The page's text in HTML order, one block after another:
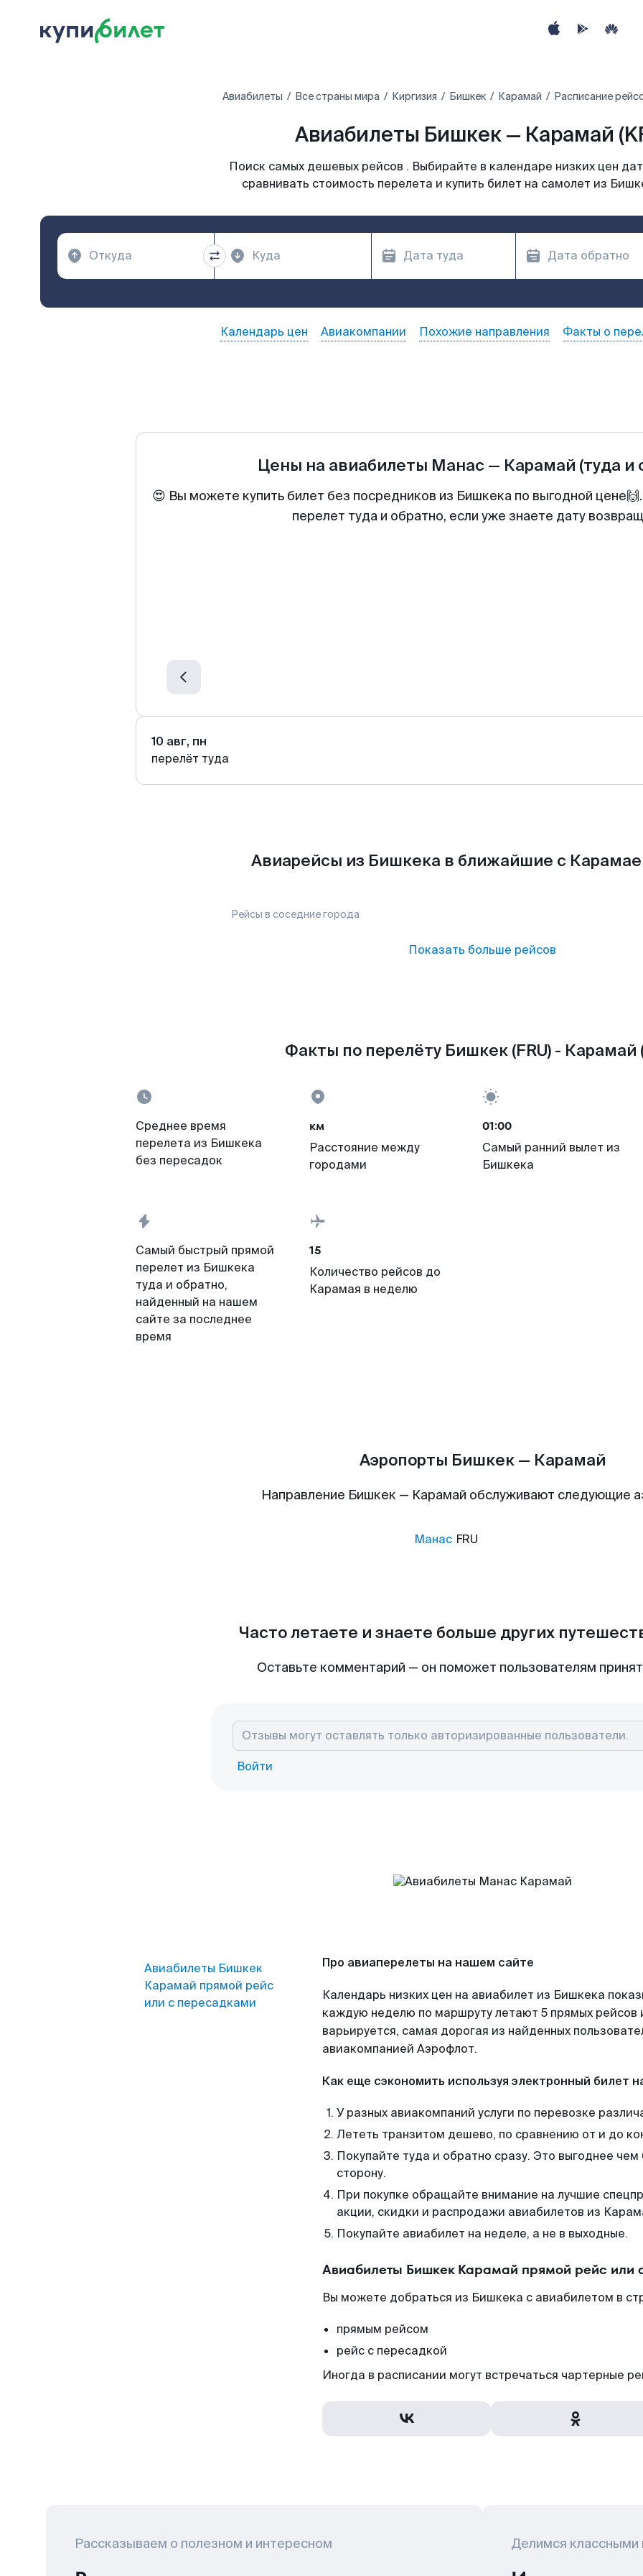
Авиабилеты Все страны мира Киргизия Бишкек Карамай Расписание
Авиабилеты Бишкек — Карамай
Поиск самых дешевых рейсов . Выбирайте в календаре низких цен
сравнивать стоимость перелета и купить билет на самолет из
Календарь цен Авиакомпании Похожие направления Факты о
Цены на авиабилеты Манас — Карамай (туда и
😍 Вы можете купить билет без посредников из Бишкека по выгодной
перелет туда и обратно, если уже знаете дату
10 авг, пн
перелёт туда
Авиарейсы из Бишкека в ближайшие с
Рейсы в соседние города
Показать больше рейсов
Факты по перелёту Бишкек (FRU) - Карамай
Среднее время
перелета из Бишкека
без пересадок
км
Расстояние между
городами
01:00
Самый ранний вылет из
Бишкека
Самый быстрый прямой
перелет из Бишкека
туда и обратно,
найденный на нашем
сайте за последнее
время
15
Количество рейсов до
Карамая в неделю
Аэропорты Бишкек — Карамай
Направление Бишкек — Карамай обслуживают следующие
Манас FRU
Часто летаете и знаете больше других
Оставьте комментарий — он поможет пользователям
Войти
Авиабилеты Бишкек
Карамай прямой рейс
или с пересадками
Про авиаперелеты на нашем сайте
Календарь низких цен на авиабилет из Бишкека
каждую неделю по маршруту летают 5 прямых рейсов
варьируется, самая дорогая из найденных
авиакомпанией Аэрофлот.
Как еще сэкономить используя электронный билет
У разных авиакомпаний услуги по перевозке
Лететь транзитом дешево, по сравнению от и до
Покупайте туда и обратно сразу. Это выгоднее
сторону.
При покупке обращайте внимание на лучшие
акции, скидки и распродажи авиабилетов из
Покупайте авиабилет на неделе, а не в выходные.
Авиабилеты Бишкек Карамай прямой рейс или
Вы можете добраться из Бишкека с авиабилетом в
прямым рейсом
рейс с пересадкой
Иногда в расписании могут встречаться чартерные
Рассказываем о полезном и интересном Делимся классными